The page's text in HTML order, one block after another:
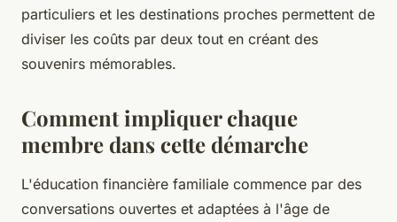
particuliers et les destinations proches permettent de
diviser les coûts par deux tout en créant des
souvenirs mémorables.
Comment impliquer chaque
membre dans cette démarche
L'éducation financière familiale commence par des
conversations ouvertes et adaptées à l'âge de